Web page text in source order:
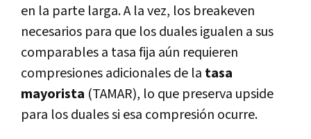
en la parte larga. A la vez, los breakeven
necesarios para que los duales igualen a sus
comparables a tasa fija aún requieren
compresiones adicionales de la tasa
mayorista (TAMAR), lo que preserva upside
para los duales si esa compresión ocurre.